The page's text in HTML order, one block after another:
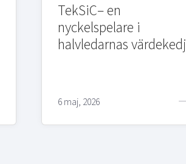
TekSiC– en
nyckelspelare i
halvledarnas
6 maj, 2026